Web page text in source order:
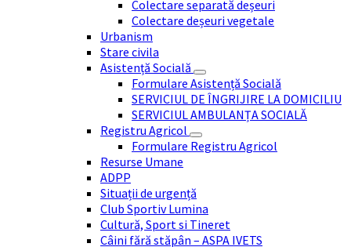
Colectare separată deșeuri
Colectare deșeuri vegetale
Urbanism
Stare civila
Asistență Socială
Formulare Asistență Socială
SERVICIUL DE ÎNGRIJIRE LA DOMICILIU
SERVICIUL AMBULANȚA SOCIALĂ
Registru Agricol
Formulare Registru Agricol
Resurse Umane
ADPP
Situații de urgență
Club Sportiv Lumina
Cultură, Sport si Tineret
Câini fără stăpân – ASPA IVETS